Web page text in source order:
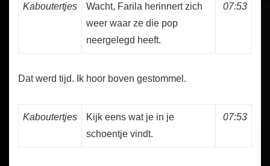
Kaboutertjes
Wacht, Farila herinnert zich
weer waar ze die pop
neergelegd heeft.
07:53
Dat werd tijd. Ik hoor boven gestommel.
Kaboutertjes
Kijk eens wat je in je
schoentje vindt.
07:53